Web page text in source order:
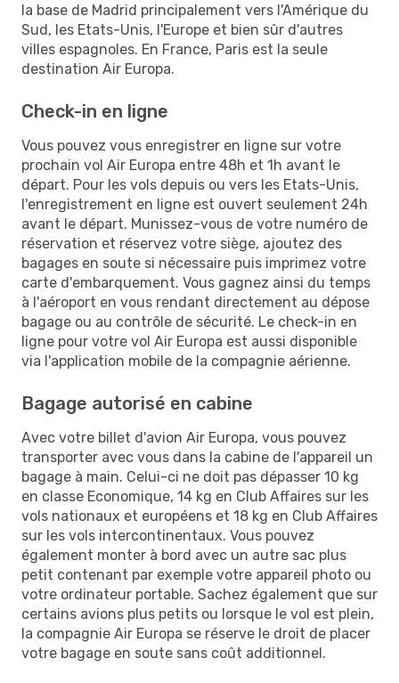
la base de Madrid principalement vers l'Amérique du
Sud, les Etats-Unis, l'Europe et bien sûr d'autres
villes espagnoles. En France, Paris est la seule
destination Air Europa.
Check-in en ligne
Vous pouvez vous enregistrer en ligne sur votre
prochain vol Air Europa entre 48h et 1h avant le
départ. Pour les vols depuis ou vers les Etats-Unis,
l'enregistrement en ligne est ouvert seulement 24h
avant le départ. Munissez-vous de votre numéro de
réservation et réservez votre siège, ajoutez des
bagages en soute si nécessaire puis imprimez votre
carte d'embarquement. Vous gagnez ainsi du temps
à l'aéroport en vous rendant directement au dépose
bagage ou au contrôle de sécurité. Le check-in en
ligne pour votre vol Air Europa est aussi disponible
via l'application mobile de la compagnie aérienne.
Bagage autorisé en cabine
Avec votre billet d'avion Air Europa, vous pouvez
transporter avec vous dans la cabine de l'appareil un
bagage à main. Celui-ci ne doit pas dépasser 10 kg
en classe Economique, 14 kg en Club Affaires sur les
vols nationaux et européens et 18 kg en Club Affaires
sur les vols intercontinentaux. Vous pouvez
également monter à bord avec un autre sac plus
petit contenant par exemple votre appareil photo ou
votre ordinateur portable. Sachez également que sur
certains avions plus petits ou lorsque le vol est plein,
la compagnie Air Europa se réserve le droit de placer
votre bagage en soute sans coût additionnel.